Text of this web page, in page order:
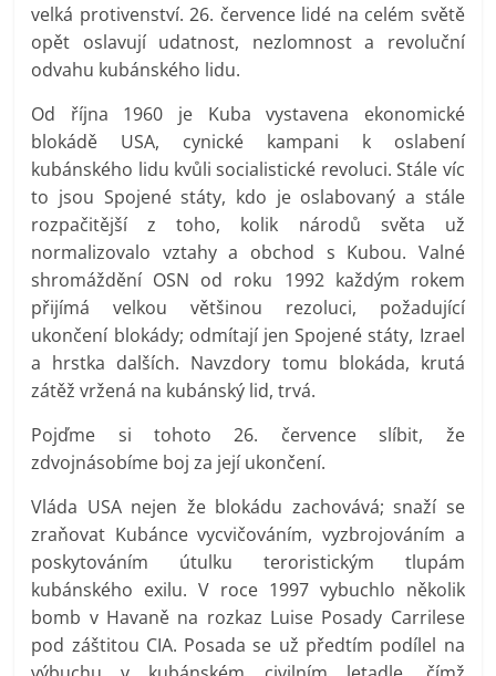
velká protivenství. 26. července lidé na celém světě
opět oslavují udatnost, nezlomnost a revoluční
odvahu kubánského lidu.
Od října 1960 je Kuba vystavena ekonomické
blokádě USA, cynické kampani k oslabení
kubánského lidu kvůli socialistické revoluci. Stále víc
to jsou Spojené státy, kdo je oslabovaný a stále
rozpačitější z toho, kolik národů světa už
normalizovalo vztahy a obchod s Kubou. Valné
shromáždění OSN od roku 1992 každým rokem
přijímá velkou většinou rezoluci, požadující
ukončení blokády; odmítají jen Spojené státy, Izrael
a hrstka dalších. Navzdory tomu blokáda, krutá
zátěž vržená na kubánský lid, trvá.
Pojďme si tohoto 26. července slíbit, že
zdvojnásobíme boj za její ukončení.
Vláda USA nejen že blokádu zachovává; snaží se
zraňovat Kubánce vycvičováním, vyzbrojováním a
poskytováním útulku teroristickým tlupám
kubánského exilu. V roce 1997 vybuchlo několik
bomb v Havaně na rozkaz Luise Posady Carrilese
pod záštitou CIA. Posada se už předtím podílel na